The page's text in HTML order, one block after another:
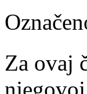
Za ovaj